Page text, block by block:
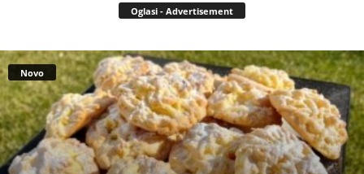
Oglasi - Advertisement
Novo